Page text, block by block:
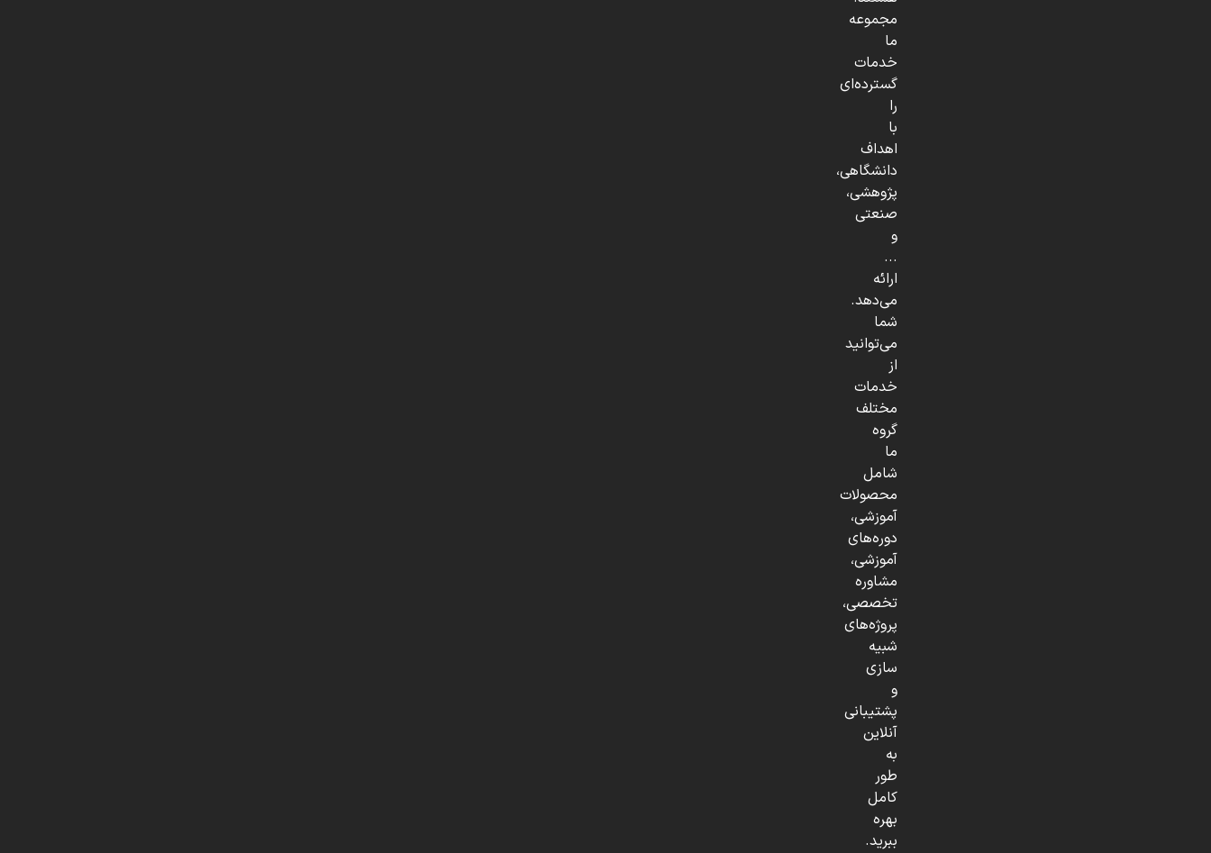
مجموعه
ما
خدمات
گسترده‌ای
را
با
اهداف
دانشگاهی،
پژوهشی،
صنعتی
و
...
ارائه
می‌دهد.
شما
می‌توانید
از
خدمات
مختلف
گروه
ما
شامل
محصولات
آموزشی،
دوره‌های
آموزشی،
مشاوره
تخصصی،
پروژه‌های
شبیه
سازی
و
پشتیبانی
آنلاین
به
طور
کامل
بهره
ببرید.